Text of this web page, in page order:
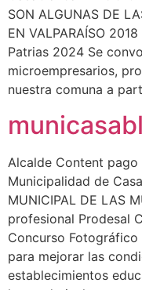
SON ALGUNAS DE
EN VALPARAÍSO
Patrias 2024 Se
microempresarios,
nuestra comuna a
Alcalde Content
Municipalidad de
MUNICIPAL DE LAS
profesional Prodesal
Concurso
para mejorar las
establecimientos